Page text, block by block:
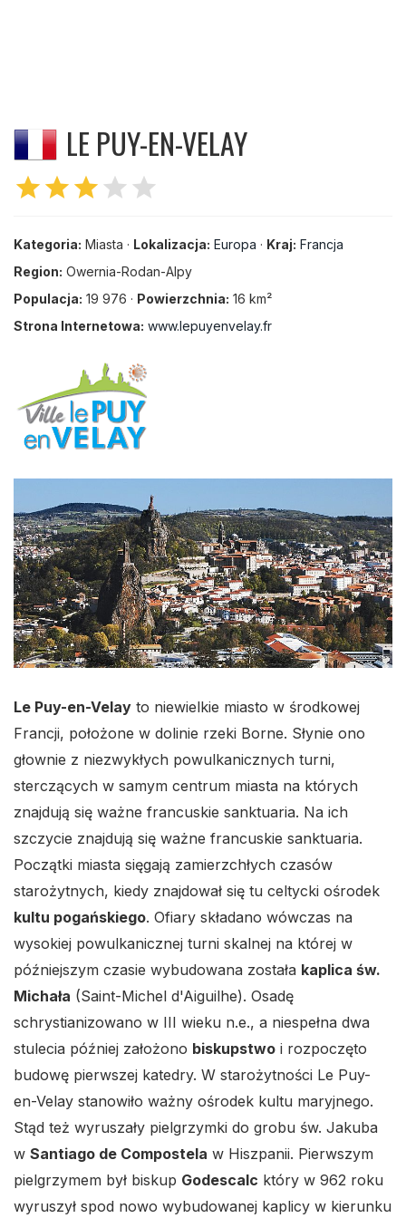
LE PUY-EN-VELAY
starstarstar star star
Kategoria: Miasta · Lokalizacja: Europa · Kraj: Francja
Region: Owernia-Rodan-Alpy
Populacja: 19 976 · Powierzchnia: 16 km²
Strona Internetowa: www.lepuyenvelay.fr
Le Puy-en-Velay to niewielkie miasto w środkowej
Francji, położone w dolinie rzeki Borne. Słynie ono
głownie z niezwykłych powulkanicznych turni,
sterczących w samym centrum miasta na których
znajdują się ważne francuskie sanktuaria. Na ich
szczycie znajdują się ważne francuskie sanktuaria.
Początki miasta sięgają zamierzchłych czasów
starożytnych, kiedy znajdował się tu celtycki ośrodek
kultu pogańskiego. Ofiary składano wówczas na
wysokiej powulkanicznej turni skalnej na której w
późniejszym czasie wybudowana została kaplica św.
Michała (Saint-Michel d'Aiguilhe). Osadę
schrystianizowano w III wieku n.e., a niespełna dwa
stulecia później założono biskupstwo i rozpoczęto
budowę pierwszej katedry. W starożytności Le Puy-
en-Velay stanowiło ważny ośrodek kultu maryjnego.
Stąd też wyruszały pielgrzymki do grobu św. Jakuba
w Santiago de Compostela w Hiszpanii. Pierwszym
pielgrzymem był biskup Godescalc który w 962 roku
wyruszył spod nowo wybudowanej kaplicy w kierunku